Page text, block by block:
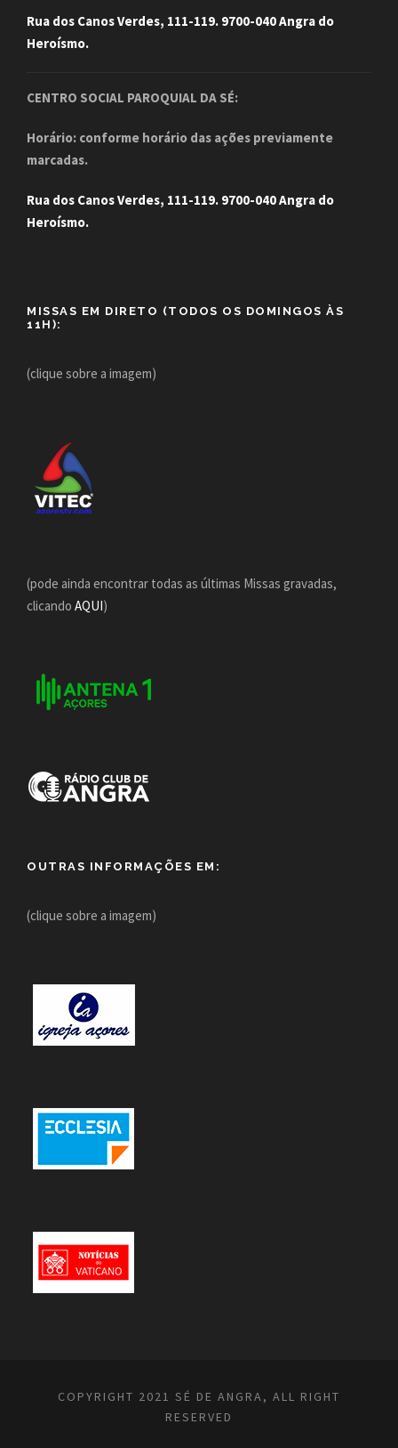
Rua dos Canos Verdes, 111-119. 9700-040 Angra do
Heroísmo.
CENTRO SOCIAL PAROQUIAL DA SÉ:
Horário: conforme horário das ações previamente
marcadas.
Rua dos Canos Verdes, 111-119. 9700-040 Angra do
Heroísmo.
MISSAS EM DIRETO (TODOS OS DOMINGOS ÀS
11H):
(clique sobre a imagem)
(pode ainda encontrar todas as últimas Missas gravadas,
clicando AQUI)
OUTRAS INFORMAÇÕES EM:
(clique sobre a imagem)
COPYRIGHT 2021 SÉ DE ANGRA, ALL RIGHT
RESERVED